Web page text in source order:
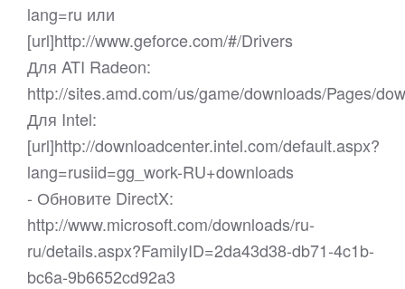
lang=ru или
[url]http://www.geforce.com/#/Drivers
Для ATI Radeon:
http://sites.amd.com/us/game/downloads/Pages/
Для Intel:
[url]http://downloadcenter.intel.com/default.aspx?
lang=rusiid=gg_work-RU+downloads
- Обновите DirectX:
http://www.microsoft.com/downloads/ru-
ru/details.aspx?FamilyID=2da43d38-db71-4c1b-
bc6a-9b6652cd92a3